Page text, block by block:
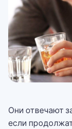
Они отвечают
если